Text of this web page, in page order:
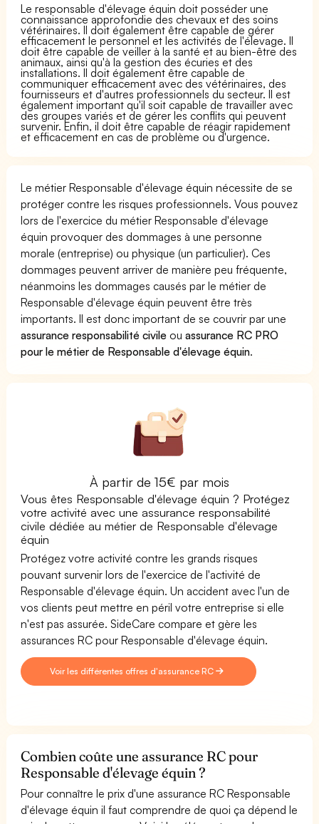
Le responsable d'élevage équin doit posséder une
connaissance approfondie des chevaux et des soins
vétérinaires. Il doit également être capable de gérer
efficacement le personnel et les activités de l'élevage. Il
doit être capable de veiller à la santé et au bien-être des
animaux, ainsi qu'à la gestion des écuries et des
installations. Il doit également être capable de
communiquer efficacement avec des vétérinaires, des
fournisseurs et d'autres professionnels du secteur. Il est
également important qu'il soit capable de travailler avec
des groupes variés et de gérer les conflits qui peuvent
survenir. Enfin, il doit être capable de réagir rapidement
et efficacement en cas de problème ou d'urgence.
Le métier Responsable d'élevage équin nécessite de se
protéger contre les risques professionnels. Vous pouvez
lors de l'exercice du métier Responsable d'élevage
équin provoquer des dommages à une personne
morale (entreprise) ou physique (un particulier). Ces
dommages peuvent arriver de manière peu fréquente,
néanmoins les dommages causés par le métier de
Responsable d'élevage équin peuvent être très
importants. Il est donc important de se couvrir par une
assurance responsabilité civile ouassurance RC PRO
pour le métier de Responsable d'élevage équin.
À partir de 15€ par mois
Vous êtes Responsable d'élevage équin ? Protégez
votre activité avec une assurance responsabilité
civile dédiée au métier de Responsable d'élevage
équin
Protégez votre activité contre les grands risques
pouvant survenir lors de l'exercice de l'activité de
Responsable d'élevage équin. Un accident avec l'un de
vos clients peut mettre en péril votre entreprise si elle
n'est pas assurée. SideCare compare et gère les
assurances RC pour Responsable d'élevage équin.
Voir les différentes offres d'assurance RC
Combien coûte une assurance RC pour
Responsable d'élevage équin ?
Pour connaître le prix d'une assurance RC Responsable
d'élevage équin il faut comprendre de quoi ça dépend le